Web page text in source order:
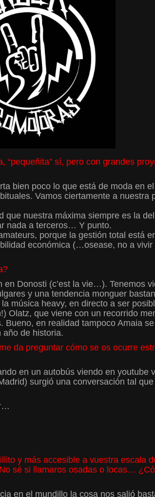
sí, pero con grandes
bien poco lo que está de moda en
Vamos ciertamente a nuestra
nuestra máxima siempre es la
nada a terceros… Y punto.
porque la gestión total está
económica (…osease, no a vivir
Donosti (c’est la vie…). Tenemos
y una tendencia monguer
música heavy, en directo a ser
Olatz, que viene con un recorrido
en realidad tampoco Amaia
de historia.
da preguntar cómo se os ocurre
en un autobús viendo en youtube
surgió una conversación tal
y más accesible a vuestra escala
sé si llamaros osadas o locas…
en el mundillo la cosa nos salió